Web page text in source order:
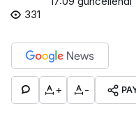
331
+ -